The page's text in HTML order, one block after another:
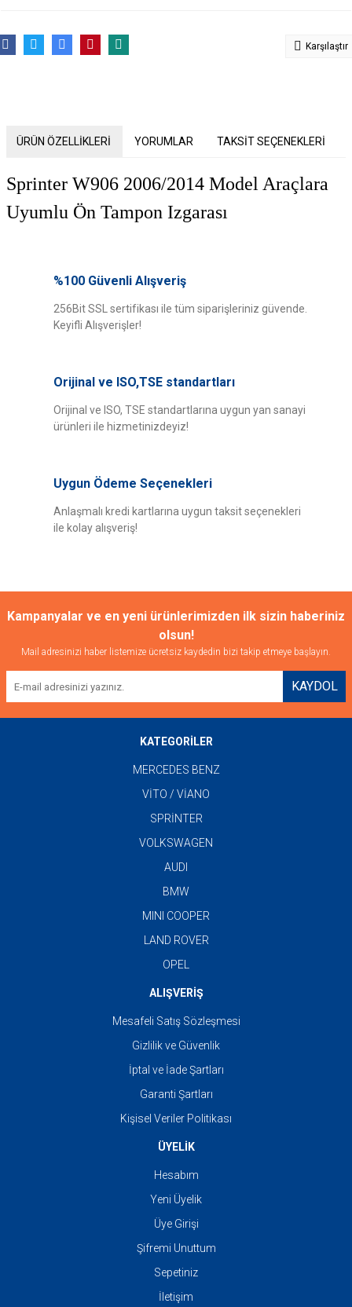
Karşılaştır
ÜRÜN ÖZELLİKLERİ YORUMLAR TAKSİT SEÇENEKLERİ
Sprinter W906 2006/2014 Model Araçlara
Uyumlu Ön Tampon Izgarası
Bu ürüne ilk yorumu siz yapın!
yetersiz gördüğünüz noktaları öneri formunu kullanarak tarafımıza
iletebilirsiniz.
Görüş ve önerileriniz için teşekkür ederiz.
Ürün bilgilerinde hatalar bulunuyor.
Ürün fiyatı diğer sitelerden daha pahalı.
Bu ürüne benzer farklı alternatifler olmalı.
%100 Güvenli Alışveriş
256Bit SSL sertifikası ile tüm siparişleriniz güvende.
Keyifli Alışverişler!
Orijinal ve ISO,TSE standartları
Orijinal ve ISO, TSE standartlarına uygun yan sanayi
ürünleri ile hizmetinizdeyiz!
Uygun Ödeme Seçenekleri
Anlaşmalı kredi kartlarına uygun taksit seçenekleri
ile kolay alışveriş!
Kampanyalar ve en yeni ürünlerimizden ilk sizin haberiniz
olsun!
Mail adresinizi haber listemize ücretsiz kaydedin bizi takip etmeye başlayın.
KAYDOL
KATEGORİLER
MERCEDES BENZ
VİTO / VİANO
SPRİNTER
VOLKSWAGEN
AUDI
BMW
MINI COOPER
LAND ROVER
OPEL
ALIŞVERİŞ
Mesafeli Satış Sözleşmesi
Gizlilik ve Güvenlik
İptal ve İade Şartları
Garanti Şartları
Kişisel Veriler Politikası
ÜYELİK
Hesabım
Yeni Üyelik
Üye Girişi
Şifremi Unuttum
Sepetiniz
İletişim